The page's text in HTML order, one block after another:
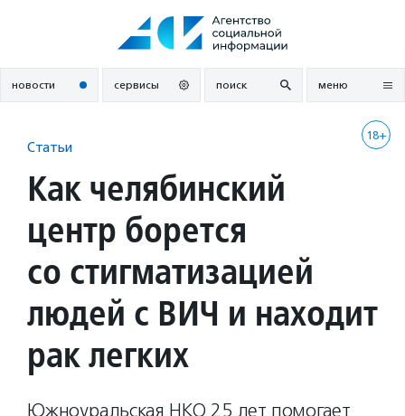
новости сервисы поиск меню
18+
Статьи
Как челябинский
центр борется
со стигматизацией
людей с ВИЧ и находит
рак легких
Южноуральская НКО 25 лет помогает